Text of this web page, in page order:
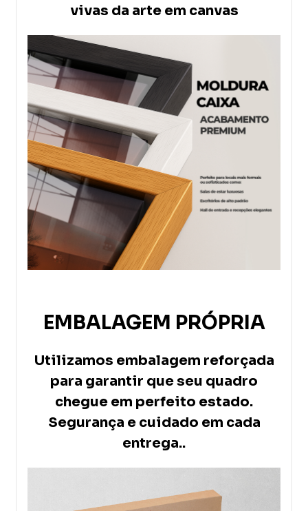
vivas da arte em canvas
EMBALAGEM PRÓPRIA
Utilizamos embalagem reforçada
para garantir que seu quadro
chegue em perfeito estado.
Segurança e cuidado em cada
entrega..